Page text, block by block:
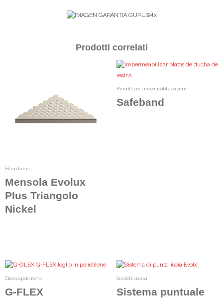
Prodotti correlati
Piani doccia
Mensola Evolux
Plus Triangolo
Nickel
Prodotti per l'impermeabilizzazione
Safeband
Disaccoppiamento
G-FLEX
Scarichi doccia
Sistema puntuale